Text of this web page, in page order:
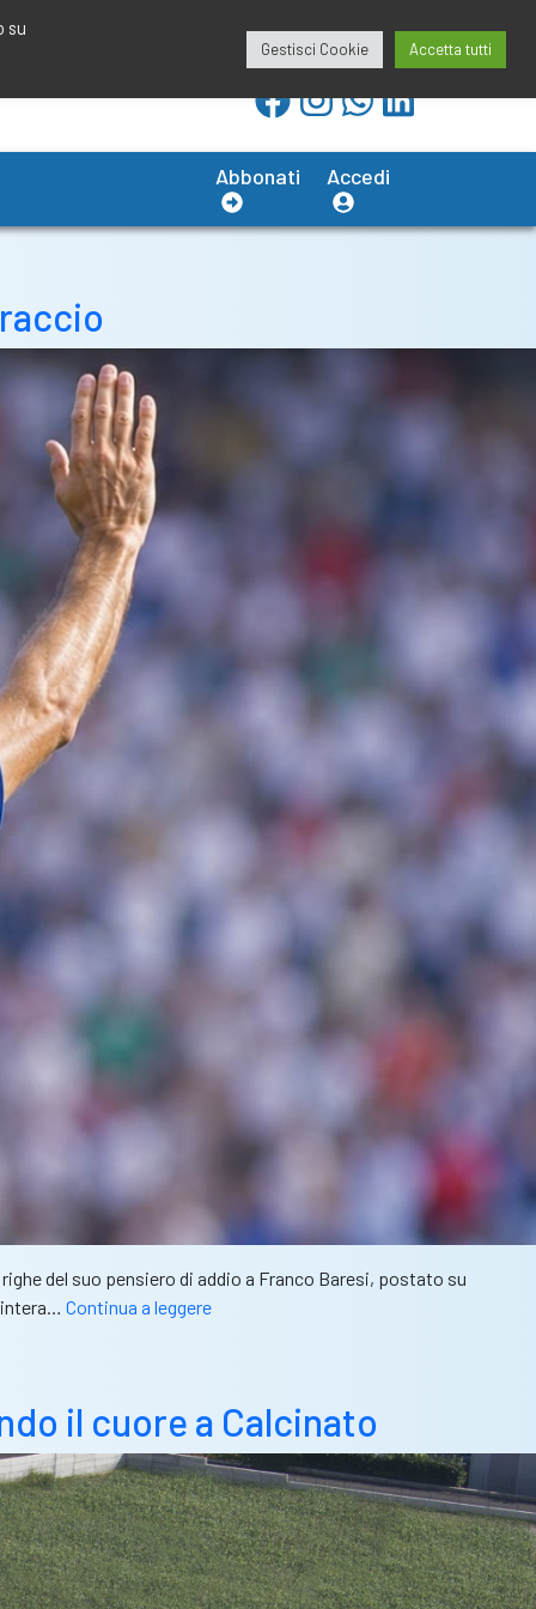
redazione@calciobresciano.it
Abbonati Accedi
del suo pensiero di addio a Franco Baresi, postato su
Continua a leggereBaresi,
rinascita.
Serve
il
coraggio
di
alzare
il
il cuore a Calcinato
su
Gestisci Cookie Accetta tutti